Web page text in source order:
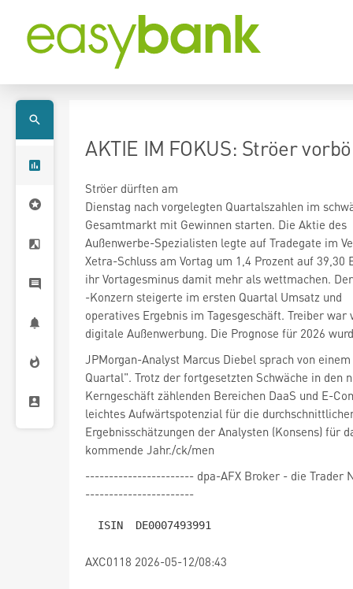
AKTIE IM FOKUS: Ströer
Ströer dürften am
Dienstag nach vorgelegten Quartalszahlen im
Gesamtmarkt mit Gewinnen starten. Die Aktie des
Außenwerbe-Spezialisten legte auf Tradegate im
Xetra-Schluss am Vortag um 1,4 Prozent auf 39,30
-Konzern steigerte im ersten Quartal Umsatz und
operatives Ergebnis im Tagesgeschäft. Treiber war
digitale Außenwerbung. Die Prognose für 2026
JPMorgan-Analyst Marcus Diebel sprach von
Quartal". Trotz der fortgesetzten Schwäche in den
Kerngeschäft zählenden Bereichen DaaS und E-
leichtes Aufwärtspotenzial für die
Ergebnisschätzungen der Analysten (Konsens) für
kommende Jahr./ck/men
----------------------- dpa-AFX Broker - die Trader
-----------------------
AXC0118 2026-05-12/08:43